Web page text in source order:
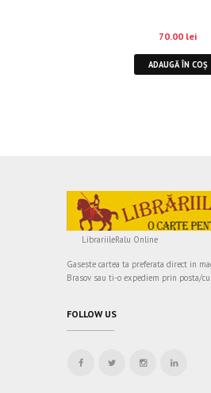
70.00 lei
ADAUGĂ ÎN COȘ
LibrariileRalu Online
Gaseste cartea ta preferata direct in
Brasov sau ti-o expediem prin posta/
FOLLOW US